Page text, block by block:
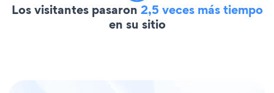
Los visitantes pasaron 2,5 veces más tiempo
en su sitio